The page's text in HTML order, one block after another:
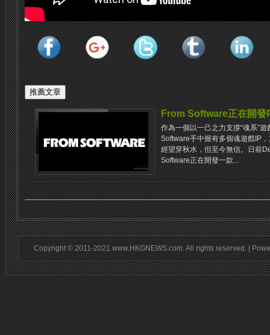
From Software正在開發
作為一個以一己之力支撐“魂系”
Software手中握有多個魂遊戲IP
經望穿秋水，但至今無信。日前
Software正在開發一款...
Copyright © 2011-2021 www.HKGNEWS.com. All rights reserved. |